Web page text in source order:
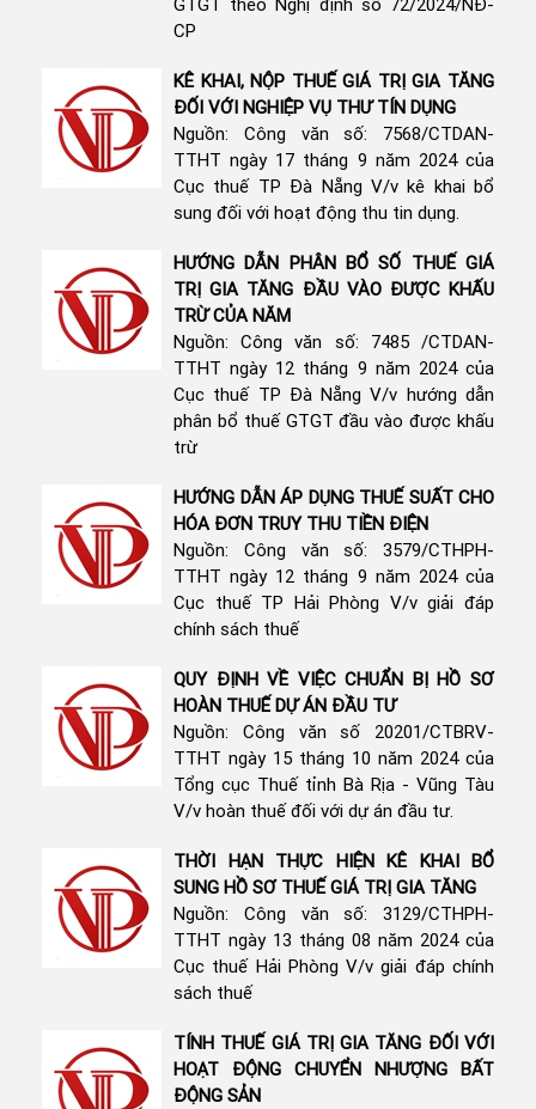
GTGT theo Nghị định số 72/2024/NĐ-
CP
KÊ KHAI, NỘP THUẾ GIÁ TRỊ GIA TĂNG
ĐỐI VỚI NGHIỆP VỤ THƯ TÍN DỤNG
Nguồn: Công văn số: 7568/CTDAN-
TTHT ngày 17 tháng 9 năm 2024 của
Cục thuế TP Đà Nẵng V/v kê khai bổ
sung đối với hoạt động thu tin dụng.
HƯỚNG DẪN PHÂN BỔ SỐ THUẾ GIÁ
TRỊ GIA TĂNG ĐẦU VÀO ĐƯỢC KHẤU
TRỪ CỦA NĂM
Nguồn: Công văn số: 7485 /CTDAN-
TTHT ngày 12 tháng 9 năm 2024 của
Cục thuế TP Đà Nẵng V/v hướng dẫn
phân bổ thuế GTGT đầu vào được khấu
trừ
HƯỚNG DẪN ÁP DỤNG THUẾ SUẤT CHO
HÓA ĐƠN TRUY THU TIỀN ĐIỆN
Nguồn: Công văn số: 3579/CTHPH-
TTHT ngày 12 tháng 9 năm 2024 của
Cục thuế TP Hải Phòng V/v giải đáp
chính sách thuế
QUY ĐỊNH VỀ VIỆC CHUẨN BỊ HỒ SƠ
HOÀN THUẾ DỰ ÁN ĐẦU TƯ
Nguồn: Công văn số 20201/CTBRV-
TTHT ngày 15 tháng 10 năm 2024 của
Tổng cục Thuế tỉnh Bà Rịa - Vũng Tàu
V/v hoàn thuế đối với dự án đầu tư.
THỜI HẠN THỰC HIỆN KÊ KHAI BỔ
SUNG HỒ SƠ THUẾ GIÁ TRỊ GIA TĂNG
Nguồn: Công văn số: 3129/CTHPH-
TTHT ngày 13 tháng 08 năm 2024 của
Cục thuế Hải Phòng V/v giải đáp chính
sách thuế
TÍNH THUẾ GIÁ TRỊ GIA TĂNG ĐỐI VỚI
HOẠT ĐỘNG CHUYỂN NHƯỢNG BẤT
ĐỘNG SẢN